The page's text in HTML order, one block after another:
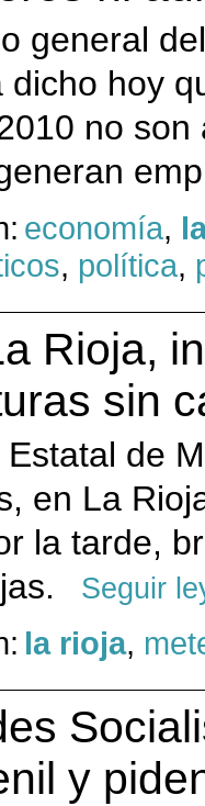
general
dicho hoy
no
economía,
, política,
Rioja,
sin
Estatal de
en La
la tarde,
Seguir
la rioja,
y